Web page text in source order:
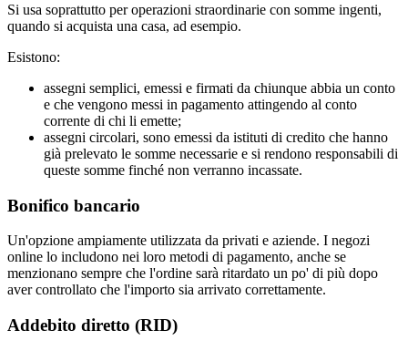
Si usa soprattutto per operazioni straordinarie con somme ingenti,
quando si acquista una casa, ad esempio.
Esistono:
assegni semplici, emessi e firmati da chiunque abbia un conto
e che vengono messi in pagamento attingendo al conto
corrente di chi li emette;
assegni circolari, sono emessi da istituti di credito che hanno
già prelevato le somme necessarie e si rendono responsabili di
queste somme finché non verranno incassate.
Bonifico bancario
Un'opzione ampiamente utilizzata da privati e aziende. I negozi
online lo includono nei loro metodi di pagamento, anche se
menzionano sempre che l'ordine sarà ritardato un po' di più dopo
aver controllato che l'importo sia arrivato correttamente.
Addebito diretto (RID)